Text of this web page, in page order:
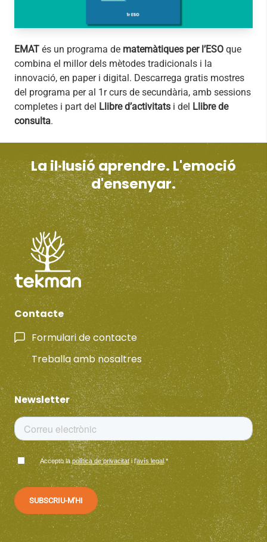
EMAT és un programa de matemàtiques per l’ESO que
combina el millor dels mètodes tradicionals i la
innovació, en paper i digital. Descarrega gratis mostres
del programa per al 1r curs de secundària, amb sessions
completes i part del Llibre d’activitats i del Llibre de
consulta.
La il·lusió aprendre. L'emoció
d'ensenyar.
Contacte
Formulari de contacte
Treballa amb nosaltres
Newsletter
Accepto lapolítica de privacitati l'avís legal.*